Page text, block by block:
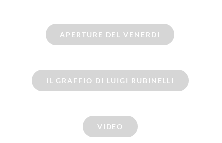
APERTURE DEL VENERDI
IL GRAFFIO DI LUIGI RUBINELLI
VIDEO